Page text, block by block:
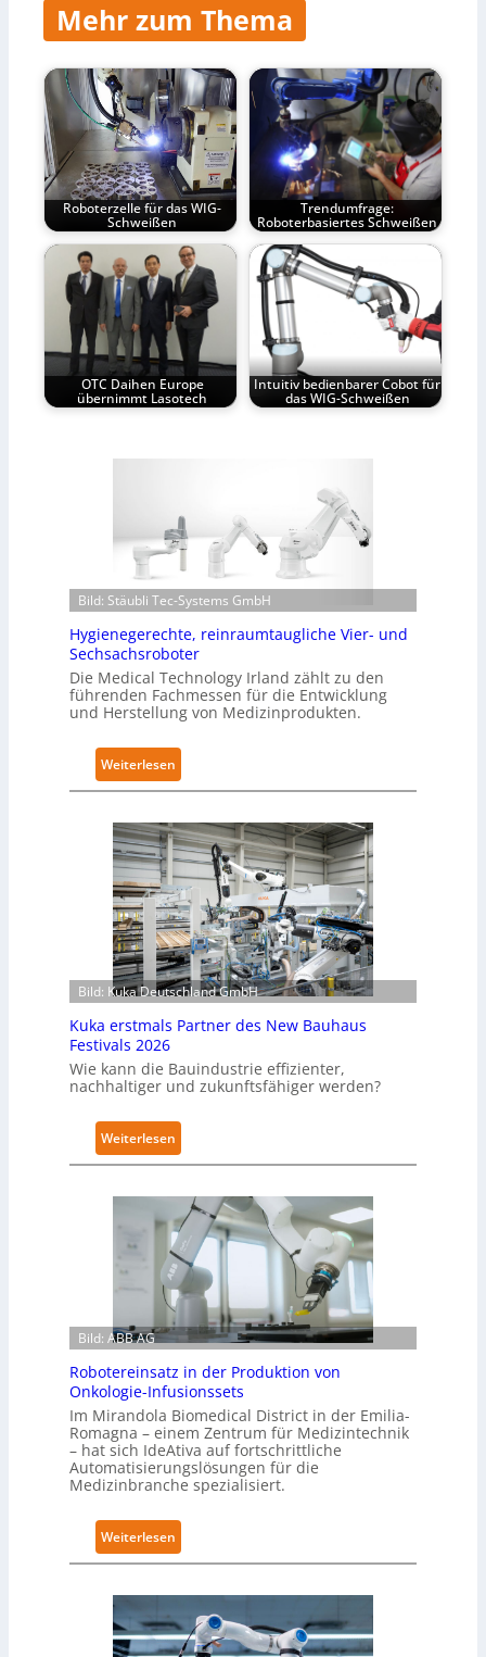
Mehr zum Thema
Roboterzelle für das WIG-
Schweißen
Trendumfrage:
Roboterbasiertes Schweißen
OTC Daihen Europe
übernimmt Lasotech
Intuitiv bedienbarer Cobot für
das WIG-Schweißen
Bild: Stäubli Tec-Systems GmbH
Hygienegerechte, reinraumtaugliche Vier- und
Sechsachsroboter
Die Medical Technology Irland zählt zu den
führenden Fachmessen für die Entwicklung
und Herstellung von Medizinprodukten.
Weiterlesen
H
g
i
e
n
e
g
e
r
c
h
t
r
i
n
r
a
u
m
u
g
l
i
c
h
e
i
-
Bild: Kuka Deutschland GmbH
Kuka erstmals Partner des New Bauhaus
Festivals 2026
Wie kann die Bauindustrie effizienter,
nachhaltiger und zukunftsfähiger werden?
Weiterlesen
K
a
e
r
s
t
m
a
l
s
P
a
r
n
e
r
d
s
Bild: ABB AG
Robotereinsatz in der Produktion von
Onkologie-Infusionssets
Im Mirandola Biomedical District in der Emilia-
Romagna – einem Zentrum für Medizintechnik
– hat sich IdeAtiva auf fortschrittliche
Automatisierungslösungen für die
Medizinbranche spezialisiert.
Weiterlesen
R
o
t